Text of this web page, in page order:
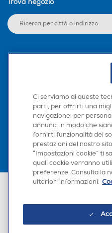
Trova negozio
Scarica la nostra app
Euronics Italia SpA. Sede legale
Ci serviamo di queste
parti, per offrirti una
navigazione, per
annunci in modo che
fornirti funzionalità dei
prestazioni del nostro
“Impostazioni cookie” ti
quali cookie verranno
preferenze. Consulta la
ulteriori informazioni.